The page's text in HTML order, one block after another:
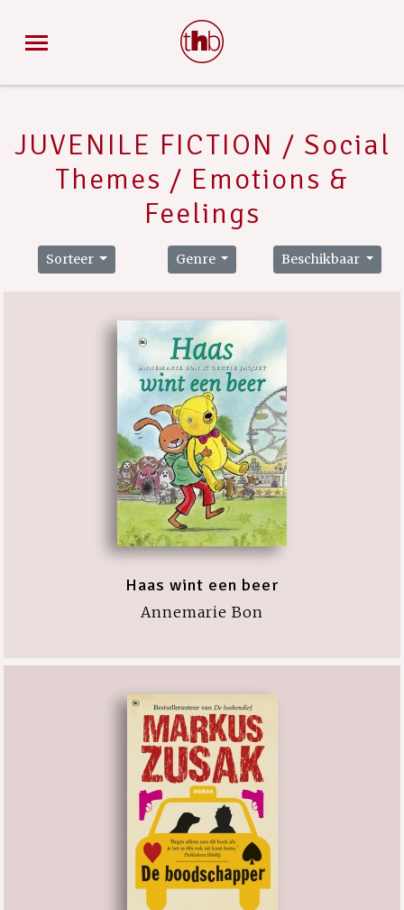
JUVENILE FICTION / Social
Themes / Emotions &
Feelings
Sorteer Genre Beschikbaar
Haas wint een beer
Annemarie Bon